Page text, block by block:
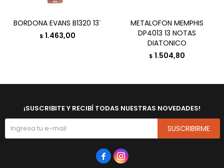
BORDONA EVANS B1320 13¨
$ 1.463,00
METALOFON MEMPHIS
DP4013 13 NOTAS
DIATONICO
$ 1.504,80
¡SUSCRIBITE Y RECIBÍ TODAS NUESTRAS NOVEDADES!
SUSCRIBIRME
 